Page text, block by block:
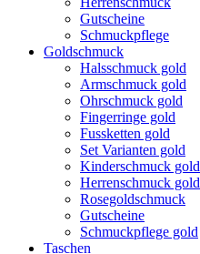
Gutscheine
Schmuckpflege
Goldschmuck
Halsschmuck gold
Armschmuck gold
Ohrschmuck gold
Fingerringe gold
Fussketten gold
Set Varianten gold
Kinderschmuck gold
Herrenschmuck gold
Rosegoldschmuck
Gutscheine
Schmuckpflege gold
Taschen